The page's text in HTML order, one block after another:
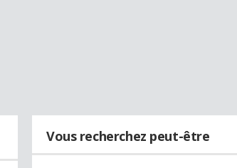
Vous recherchez peut-être